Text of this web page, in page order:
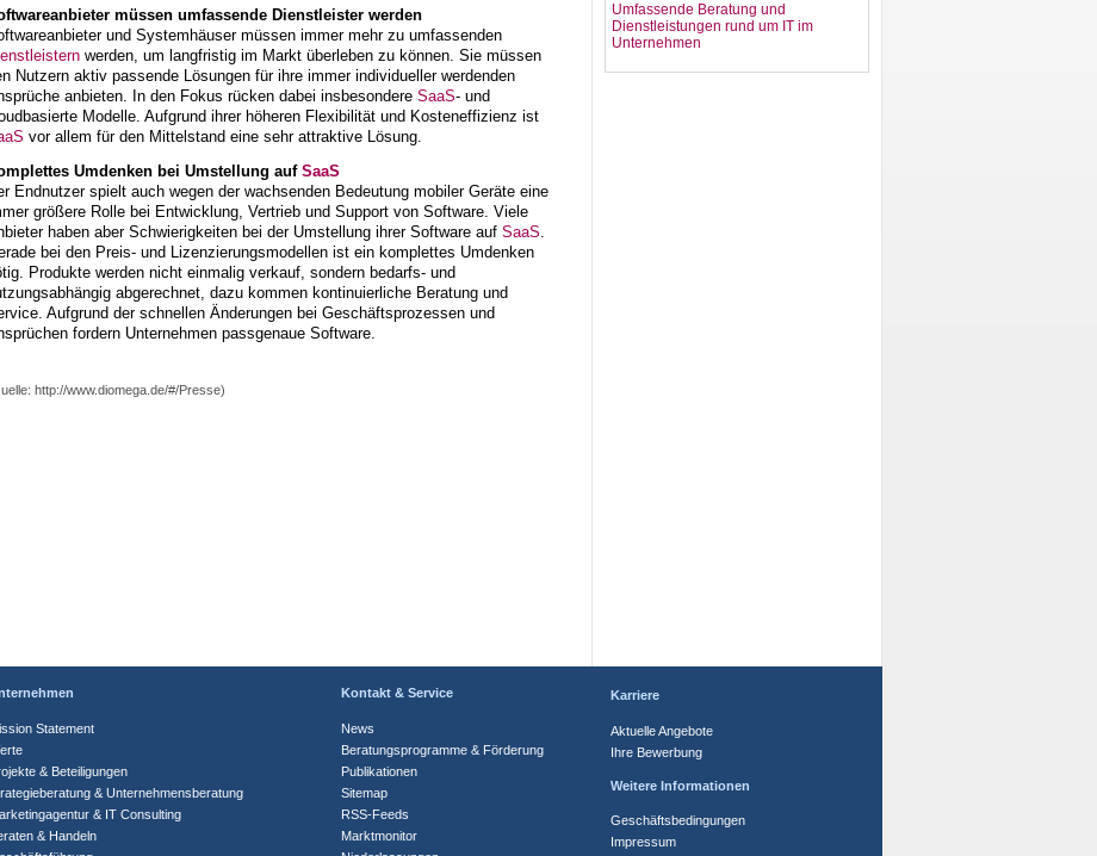
Umfassende Beratung und
Dienstleistungen rund um IT im
Unternehmen
müssen umfassende Dienstleister werden
und Systemhäuser müssen immer mehr zu umfassenden
werden, um langfristig im Markt überleben zu können. Sie müssen
Nutzern aktiv passende Lösungen für ihre immer individueller werdenden
anbieten. In den Fokus rücken dabei insbesondere SaaS- und
Modelle. Aufgrund ihrer höheren Flexibilität und Kosteneffizienz ist
vor allem für den Mittelstand eine sehr attraktive Lösung.
Umdenken bei Umstellung auf SaaS
Endnutzer spielt auch wegen der wachsenden Bedeutung mobiler Geräte eine
größere Rolle bei Entwicklung, Vertrieb und Support von Software. Viele
haben aber Schwierigkeiten bei der Umstellung ihrer Software auf SaaS.
bei den Preis- und Lizenzierungsmodellen ist ein komplettes Umdenken
Produkte werden nicht einmalig verkauf, sondern bedarfs- und
abgerechnet, dazu kommen kontinuierliche Beratung und
Aufgrund der schnellen Änderungen bei Geschäftsprozessen und
fordern Unternehmen passgenaue Software.
http://www.diomega.de/#/Presse)
Statement
& Beteiligungen
& Unternehmensberatung
& IT Consulting
& Handeln
Kontakt & Service
News
Beratungsprogramme & Förderung
Publikationen
Sitemap
RSS-Feeds
Marktmonitor
Karriere
Aktuelle Angebote
Ihre Bewerbung
Weitere Informationen
Geschäftsbedingungen
Impressum